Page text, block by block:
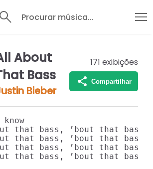
Procurar música...
About
Bass
Bieber
171 exibições
Compartilhar
know
that bass, ’bout that
that bass, ’bout that
that bass, ’bout that
that bass, ’bout that bass